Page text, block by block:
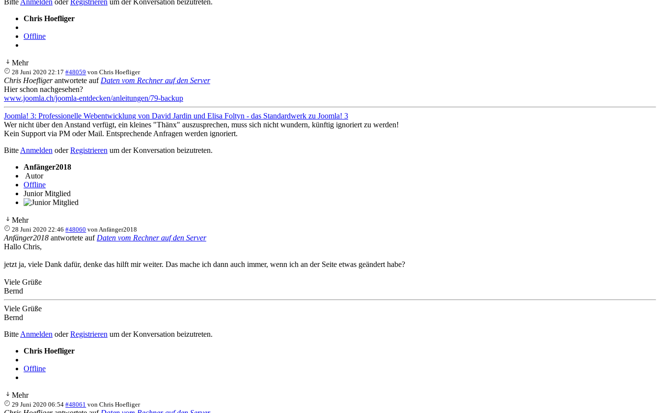
Chris Hoefliger
Offline
Mehr
28 Juni 2020 22:17 #48059 vonChris Hoefliger
Chris Hoefligerantwortete auf Daten vom Rechner auf den Server
Hier schon nachgesehen?
www.joomla.ch/joomla-entdecken/anleitungen/79-backup
Joomla! 3: Professionelle Webentwicklung von David Jardin und Elisa Foltyn - das Standardwerk zu Joomla! 3
Wer nicht über den Anstand verfügt, ein kleines "Thänx" auszusprechen, muss sich nicht wundern, künftig ignoriert zu werden!
Kein Support via PM oder Mail. Entsprechende Anfragen werden ignoriert.
Bitte Anmelden oderRegistrieren um der Konversation beizutreten.
Anfänger2018
Autor
Offline
Junior Mitglied
Mehr
28 Juni 2020 22:46 #48060 von Anfänger2018
Anfänger2018 antwortete auf Daten vom Rechner auf den Server
Hallo Chris,
jetzt ja, viele Dank dafür, denke das hilft mir weiter. Das mache ich dann auch immer, wenn ich an der Seite etwas geändert habe?
Viele Grüße
Bernd
Viele Grüße
Bernd
Bitte Anmelden oderRegistrieren um der Konversation beizutreten.
Chris Hoefliger
Offline
Mehr
29 Juni 2020 06:54 #48061 vonChris Hoefliger